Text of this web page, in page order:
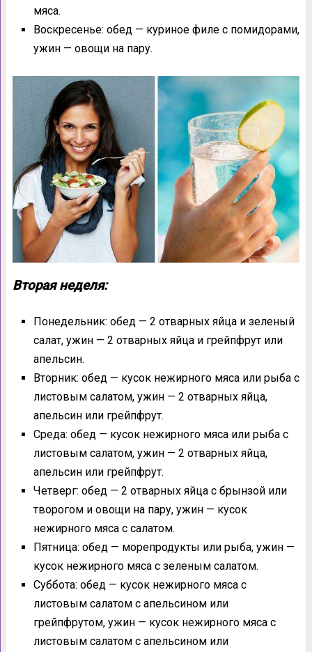
мяса.
Воскресенье: обед — куриное филе с помидорами,
ужин — овощи на пару.
Вторая неделя:
Понедельник: обед — 2 отварных яйца и зеленый
салат, ужин — 2 отварных яйца и грейпфрут или
апельсин.
Вторник: обед — кусок нежирного мяса или рыба с
листовым салатом, ужин — 2 отварных яйца,
апельсин или грейпфрут.
Среда: обед — кусок нежирного мяса или рыба с
листовым салатом, ужин — 2 отварных яйца,
апельсин или грейпфрут.
Четверг: обед — 2 отварных яйца с брынзой или
творогом и овощи на пару, ужин — кусок
нежирного мяса с салатом.
Пятница: обед — морепродукты или рыба, ужин —
кусок нежирного мяса с зеленым салатом.
Суббота: обед — кусок нежирного мяса с
листовым салатом с апельсином или
грейпфрутом, ужин — кусок нежирного мяса с
листовым салатом с апельсином или